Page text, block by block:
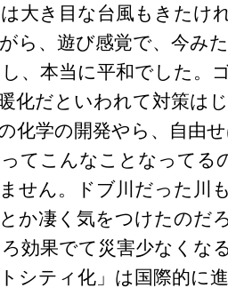
大き目な台風もきたけ
ら、遊び感覚で、今み
、本当に平和でした。
化だといわれて対策は
化学の開発やら、自由
てこんなことなってる
せん。ドブ川だった川
か凄く気をつけたのだ
効果でて災害少なくな
シティ化」は国際的に